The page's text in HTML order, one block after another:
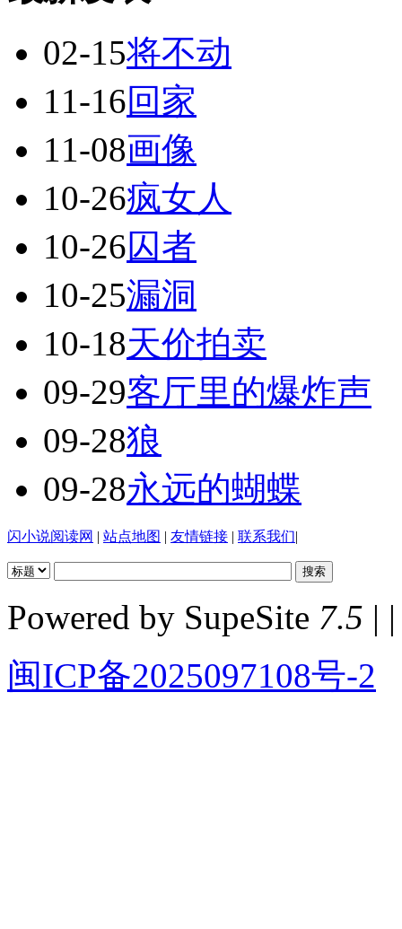
02-15将不动
11-16回家
11-08画像
10-26疯女人
10-26囚者
10-25漏洞
10-18天价拍卖
09-29客厅里的爆炸声
09-28狼
09-28永远的蝴蝶
闪小说阅读网 | 站点地图 | 友情链接 | 联系我们|
Powered by SupeSite 7.5 | |
闽ICP备2025097108号-2